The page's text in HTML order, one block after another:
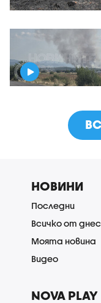
НОВИНИ
Последни
Всичко от днес
Моята новина
Видео
NOVA PLAY